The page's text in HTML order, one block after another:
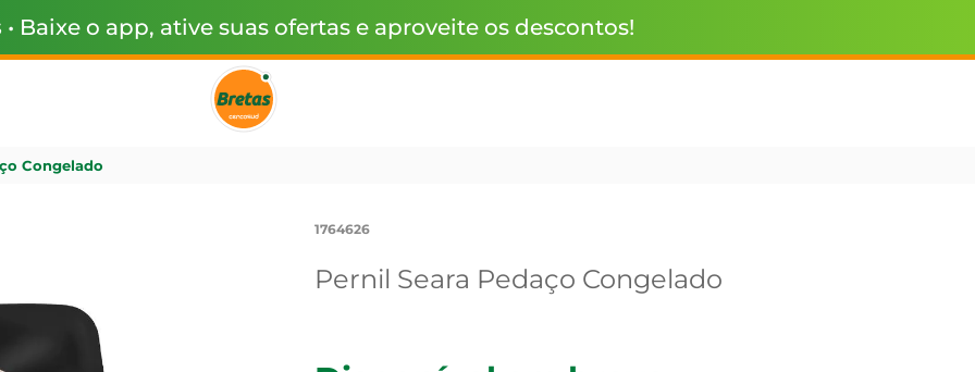
• Baixe o app, ative suas ofertas e aproveite os descontos!
Congelado
1764626
Pernil Seara Pedaço Congelado